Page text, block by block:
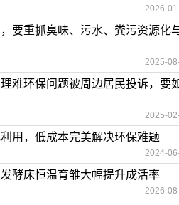
2026-
要重抓臭味、污水、粪污资源化
2025-
难环保问题被周边居民投诉，要
2025-
用，低成本完美解决环保难题
2024-
酵床恒温育雏大幅提升成活率
2026-